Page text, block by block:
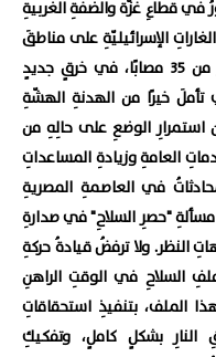
في قطاعِ غزّة والضفةِ الغربيةِ
الإسرائيليّةِ على مناطقَ
متفرقةٍ من القطاعِ إلى 13 شهيدًا وأكثر من 35 مصابًا، في خرقٍ جديدٍ
تأملَ خيرًا من الهدنةِ الهشّةِ
الوضعِ على حالِهِ من
العامةِ وزيادةِ المساعداتِ
في العاصمةِ المصريةِ
"حصرِ السلاحِ" في صدارةِ
النظر. ولا ترفضُ قيادةُ حركةِ
السلاحِ في الوقتِ الراهنِ
الملف، بتنفيذِ استحقاقاتِ
النارِ بشكلٍ كاملٍ، وتفكيكِ